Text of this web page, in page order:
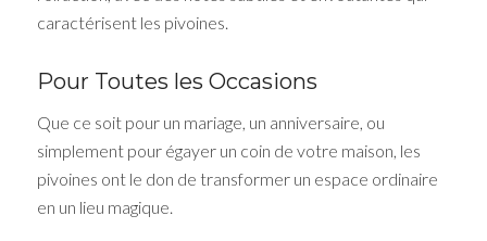
caractérisent les pivoines.
Pour Toutes les Occasions
Que ce soit pour un mariage, un anniversaire, ou
simplement pour égayer un coin de votre maison, les
pivoines ont le don de transformer un espace ordinaire
en un lieu magique.